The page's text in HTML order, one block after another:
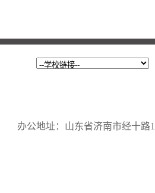
办公地址：山东省济南市经十路